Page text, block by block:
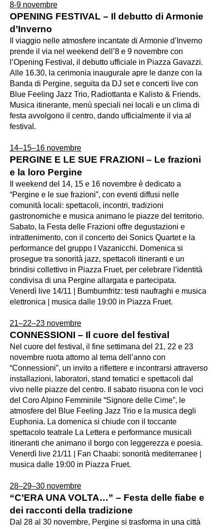
8-9 novembre
OPENING FESTIVAL – Il debutto di Armonie
d’Inverno
Il viaggio nelle atmosfere incantate di Armonie d’Inverno
prende il via nel weekend dell’8 e 9 novembre con
l’Opening Festival, il debutto ufficiale in Piazza Gavazzi.
Alle 16.30, la cerimonia inaugurale apre le danze con la
Banda di Pergine, seguita da DJ set e concerti live con
Blue Feeling Jazz Trio, Radiottanta e Kalisto & Friends.
Musica itinerante, menù speciali nei locali e un clima di
festa avvolgono il centro, dando ufficialmente il via al
festival.
14–15–16 novembre
PERGINE E LE SUE FRAZIONI – Le frazioni
e la loro Pergine
Il weekend del 14, 15 e 16 novembre è dedicato a
“Pergine e le sue frazioni”, con eventi diffusi nelle
comunità locali: spettacoli, incontri, tradizioni
gastronomiche e musica animano le piazze del territorio.
Sabato, la Festa delle Frazioni offre degustazioni e
intrattenimento, con il concerto dei Sonics Quartet e la
performance del gruppo I Vazanicchi. Domenica si
prosegue tra sonorità jazz, spettacoli itineranti e un
brindisi collettivo in Piazza Fruet, per celebrare l’identità
condivisa di una Pergine allargata e partecipata.
Venerdì live 14/11 | Bumbumfritz: testi naufraghi e musica
elettronica | musica dalle 19:00 in Piazza Fruet.
21–22–23 novembre
CONNESSIONI – Il cuore del festival
Nel cuore del festival, il fine settimana del 21, 22 e 23
novembre ruota attorno al tema dell’anno con
“Connessioni”, un invito a riflettere e incontrarsi attraverso
installazioni, laboratori, stand tematici e spettacoli dal
vivo nelle piazze del centro. Il sabato risuona con le voci
del Coro Alpino Femminile “Signore delle Cime”, le
atmosfere del Blue Feeling Jazz Trio e la musica degli
Euphonia. La domenica si chiude con il toccante
spettacolo teatrale La Lettera e performance musicali
itineranti che animano il borgo con leggerezza e poesia.
Venerdì live 21/11 | Fan Chaabi: sonorità mediterranee |
musica dalle 19:00 in Piazza Fruet.
28–29–30 novembre
“C’ERA UNA VOLTA…” – Festa delle fiabe e
dei racconti della tradizione
Dal 28 al 30 novembre, Pergine si trasforma in una città